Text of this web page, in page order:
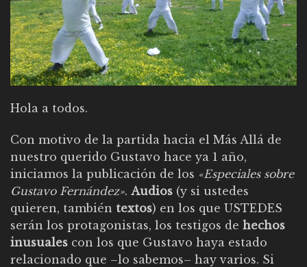
Hola a todos.
Con motivo de la partida hacia el Más Allá de
nuestro querido Gustavo hace ya 1 año,
iniciamos la publicación de los «Especiales sobre
Gustavo Fernández». Audios (y si ustedes
quieren, también textos) en los que USTEDES
serán los protagonistas, los testigos de hechos
inusuales con los que Gustavo haya estado
relacionado que –lo sabemos– hay varios. Si